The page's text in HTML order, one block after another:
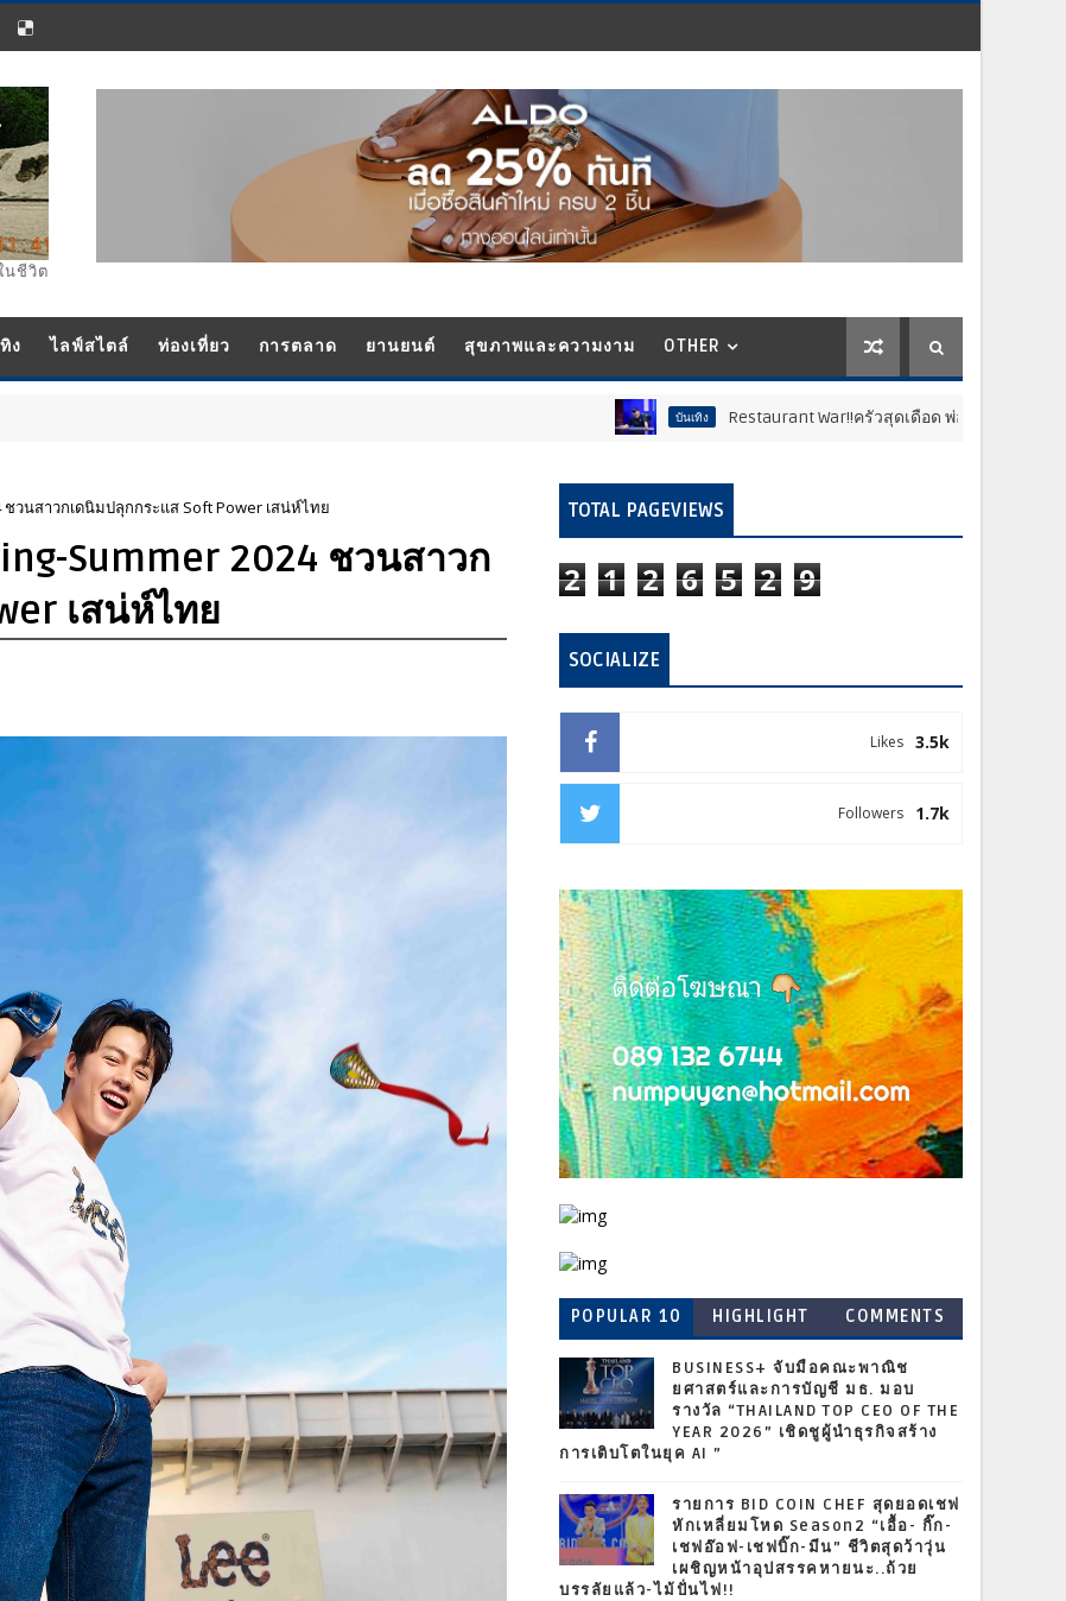
นชีวิต
ง ไลฟ์สไตล์ ท่องเที่ยว การตลาด ยานยนต์ สุขภาพและความงาม OTHER
Restaurant War!!ครัวสุดเดือด พ่อค้าซ่าแม่ค้าแซ่บ..สติหลุด
ชวนสาวกเดนิมปลุกกระแส Soft Power เสน่ห์ไทย
Summer 2024 ชวนสาวก
เสน่ห์ไทย
TOTAL PAGEVIEWS
2 1 2 6 5 2 9
SOCIALIZE
3.5k
Likes
1.7k
Followers
POPULAR 10 HIGHLIGHT COMMENTS
BUSINESS+ จับมือคณะพาณิช
ยศาสตร์และการบัญชี มธ. มอบ
รางวัล “THAILAND TOP CEO OF THE
YEAR 2026” เชิดชูผู้นำธุรกิจสร้าง
การเติบโตในยุค AI ”
รายการ BID COIN CHEF สุดยอดเชฟ
หักเหลี่ยมโหด Season2 “เอื้อ- กิ๊ก-
เชฟอ๊อฟ-เชฟบิ๊ก-มีน” ชีวิตสุดว้าวุ่น
เผชิญหน้าอุปสรรคหายนะ..ถ้วย
บรรลัยแล้ว-ไม้ปั่นไฟ!!